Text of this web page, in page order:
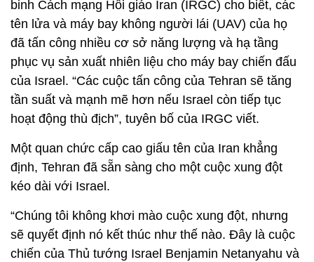
binh Cách mạng Hồi giáo Iran (IRGC) cho biết, các
tên lửa và máy bay không người lái (UAV) của họ
đã tấn công nhiều cơ sở năng lượng và hạ tầng
phục vụ sản xuất nhiên liệu cho máy bay chiến đấu
của Israel. “Các cuộc tấn công của Tehran sẽ tăng
tần suất và mạnh mẽ hơn nếu Israel còn tiếp tục
hoạt động thù địch”, tuyên bố của IRGC viết.
Một quan chức cấp cao giấu tên của Iran khẳng
định, Tehran đã sẵn sàng cho một cuộc xung đột
kéo dài với Israel.
“Chúng tôi không khơi mào cuộc xung đột, nhưng
sẽ quyết định nó kết thúc như thế nào. Đây là cuộc
chiến của Thủ tướng Israel Benjamin Netanyahu và